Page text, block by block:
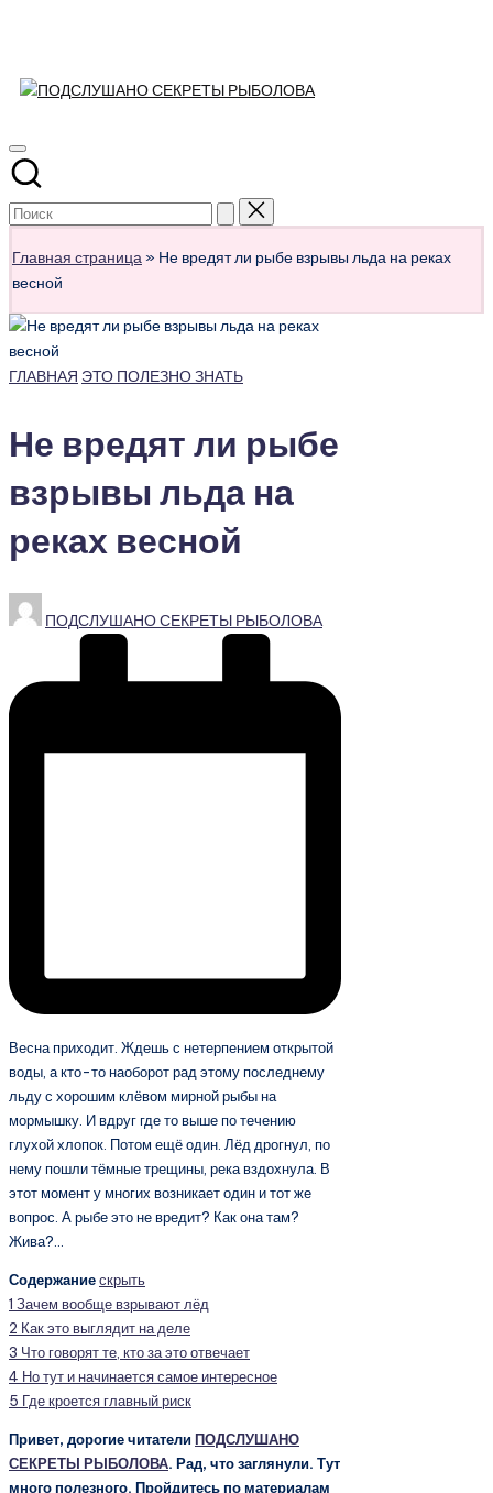
Перейти
авторский
журнал
о
Главная страница » Не вредят ли рыбе взрывы льда на реках
весной
Опубликовано
ГЛАВНАЯ ЭТО ПОЛЕЗНО ЗНАТЬ
Не вредят ли рыбе
взрывы льда на
реках весной
Запись
от
ПОДСЛУШАНО СЕКРЕТЫ РЫБОЛОВА
Весна приходит. Ждешь с нетерпением открытой
воды, а кто-то наоборот рад этому последнему
льду с хорошим клёвом мирной рыбы на
мормышку. И вдруг где то выше по течению
глухой хлопок. Потом ещё один. Лёд дрогнул, по
нему пошли тёмные трещины, река вздохнула. В
этот момент у многих возникает один и тот же
вопрос. А рыбе это не вредит? Как она там?
Жива?…
Содержаниескрыть
1 Зачем вообще взрывают лёд
2 Как это выглядит на деле
3 Что говорят те, кто за это отвечает
4 Но тут и начинается самое интересное
5 Где кроется главный риск
Привет, дорогие читателиПОДСЛУШАНО
СЕКРЕТЫ РЫБОЛОВА. Рад, что заглянули. Тут
много полезного. Пройдитесь по материалам